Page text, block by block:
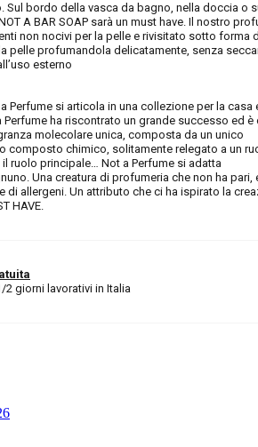
Sul bordo della vasca da bagno, nella doccia o
A BAR SOAP sarà un must have. Il nostro
non nocivi per la pelle e rivisitato sotto forma
pelle profumandola delicatamente, senza
esterno
Perfume si articola in una collezione per la casa
ha riscontrato un grande successo ed è
molecolare unica, composta da un unico
composto chimico, solitamente relegato a un
ruolo principale… Not a Perfume si adatta
Una creatura di profumeria che non ha pari,
di allergeni. Un attributo che ci ha ispirato la
HAVE.
2 giorni lavorativi in Italia